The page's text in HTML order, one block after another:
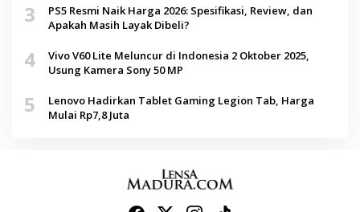
3
PS5 Resmi Naik Harga 2026: Spesifikasi, Review, dan
Apakah Masih Layak Dibeli?
4
Vivo V60 Lite Meluncur di Indonesia 2 Oktober 2025,
Usung Kamera Sony 50 MP
5
Lenovo Hadirkan Tablet Gaming Legion Tab, Harga
Mulai Rp7,8 Juta